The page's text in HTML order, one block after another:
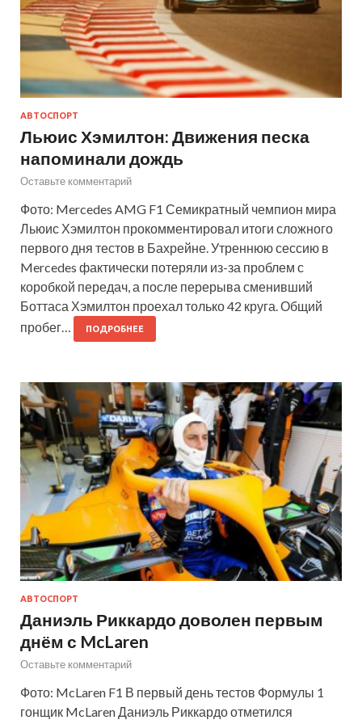
АВТОСПОРТ
Льюис Хэмилтон: Движения песка
напоминали дождь
Оставьте комментарий
Фото: Mercedes AMG F1 Семикратный чемпион мира
Льюис Хэмилтон прокомментировал итоги сложного
первого дня тестов в Бахрейне. Утреннюю сессию в
Mercedes фактически потеряли из-за проблем с
коробкой передач, а после перерыва сменивший
Боттаса Хэмилтон проехал только 42 круга. Общий
пробег…
ПОДРОБНЕЕ
АВТОСПОРТ
Даниэль Риккардо доволен первым
днём с McLaren
Оставьте комментарий
Фото: McLaren F1 В первый день тестов Формулы 1
гонщик McLaren Даниэль Риккардо отметился